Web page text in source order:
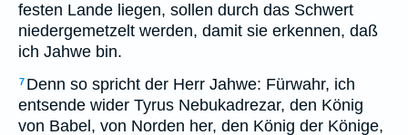
festen Lande liegen, sollen durch das Schwert
niedergemetzelt werden, damit sie erkennen, daß
ich Jahwe bin.
7 Denn so spricht der Herr Jahwe: Fürwahr, ich
entsende wider Tyrus Nebukadrezar, den König
von Babel, von Norden her, den König der Könige,